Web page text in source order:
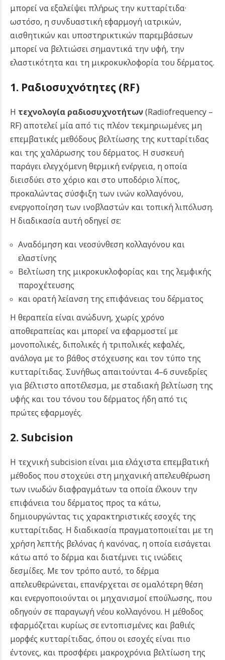
μπορεί να εξαλείψει πλήρως την κυτταρίτιδα·
ωστόσο, η συνδυαστική εφαρμογή ιατρικών,
αισθητικών και υποστηρικτικών παρεμβάσεων
μπορεί να βελτιώσει σημαντικά την υφή, την
ελαστικότητα και τη μικροκυκλοφορία του δέρματος.
1. Ραδιοσυχνότητες (RF)
Η τεχνολογία ραδιοσυχνοτήτων(Radiofrequency –
RF) αποτελεί μία από τις πλέον τεκμηριωμένες μη
επεμβατικές μεθόδους βελτίωσης της κυτταρίτιδας
και της χαλάρωσης του δέρματος. Η συσκευή
παράγει ελεγχόμενη θερμική ενέργεια, η οποία
διεισδύει στο χόριο και στο υποδόριο λίπος,
προκαλώντας σύσφιξη των ινών κολλαγόνου,
ενεργοποίηση των ινοβλαστών και τοπική λιπόλυση.
Η διαδικασία αυτή οδηγεί σε:
Αναδόμηση και νεοσύνθεση κολλαγόνου και
ελαστίνης
Βελτίωση της μικροκυκλοφορίας και της λεμφικής
παροχέτευσης
και ορατή λείανση της επιφάνειας του δέρματος
Η θεραπεία είναι ανώδυνη, χωρίς χρόνο
αποθεραπείας και μπορεί να εφαρμοστεί με
μονοπολικές, διπολικές ή τριπολικές κεφαλές,
ανάλογα με το βάθος στόχευσης και τον τύπο της
κυτταρίτιδας. Συνήθως απαιτούνται 4–6 συνεδρίες
για βέλτιστο αποτέλεσμα, με σταδιακή βελτίωση της
υφής και του τόνου του δέρματος ήδη από τις
πρώτες εφαρμογές.
2. Subcision
Η τεχνική subcision είναι μια ελάχιστα επεμβατική
μέθοδος που στοχεύει στη μηχανική απελευθέρωση
των ινωδών διαφραγμάτων τα οποία έλκουν την
επιφάνεια του δέρματος προς τα κάτω,
δημιουργώντας τις χαρακτηριστικές εσοχές της
κυτταρίτιδας. Η διαδικασία πραγματοποιείται με τη
χρήση λεπτής βελόνας ή κανόνας, η οποία εισάγεται
κάτω από το δέρμα και διατέμνει τις ινώδεις
δεσμίδες. Με τον τρόπο αυτό, το δέρμα
απελευθερώνεται, επανέρχεται σε ομαλότερη θέση
και ενεργοποιούνται οι μηχανισμοί επούλωσης, που
οδηγούν σε παραγωγή νέου κολλαγόνου. Η μέθοδος
εφαρμόζεται κυρίως σε εντοπισμένες και βαθιές
μορφές κυτταρίτιδας, όπου οι εσοχές είναι πιο
έντονες, και προσφέρει μακροχρόνια βελτίωση της